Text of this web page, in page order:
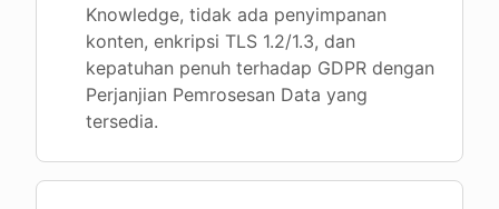
Knowledge, tidak ada penyimpanan
konten, enkripsi TLS 1.2/1.3, dan
kepatuhan penuh terhadap GDPR dengan
Perjanjian Pemrosesan Data yang
tersedia.